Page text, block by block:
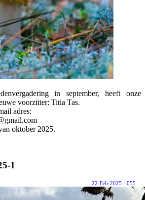
in september, heeft onze
voorzitter: Titia Tas.
adres:
oktober 2025.
1
22-Feb-2025 - 055